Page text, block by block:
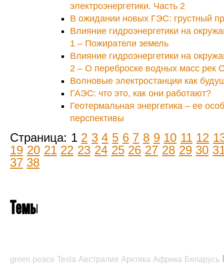
электроэнергетики. Часть 2
В ожидании новых ГЭС: грустный
Влияние гидроэнергетики на
1 – Пожиратели земель
Влияние гидроэнергетики на
2 – О переброске водных масс рек
Волновые электростанции как
ГАЭС: что это, как они работают?
Геотермальная энергетика – ее
перспективы
Страница: 1 2 3 4 5 6 7 8 9 10 11 12
19 20 21 22 23 24 25 26 27 28 29 30
37 38
Темы
green peace Tesla Австралия Арктика Африка Беларусь